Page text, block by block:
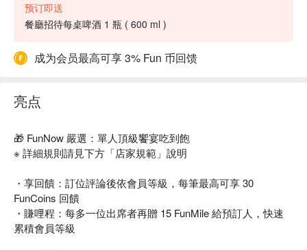
预订即送
餐廳招待每桌啤酒 1 瓶 ( 600 ml )
成为会员最高可享 3% Fun 币回馈
亮点
🎁 FunNow 嚴選：單人頂級饗宴吃到飽
※ 詳細規則請見下方「店家規範」說明
・享回饋：訂位評論後依會員等級，每筆最高可享 30
FunCoins 回饋
・賺哩程：每多一位出席者再贈 15 FunMile 給預訂人，快速
累積會員等級